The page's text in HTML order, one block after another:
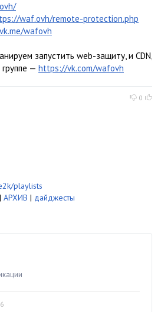
waf.ovh/remote-protection.php
wafovh
запустить web-защиту, и CDN,
— https://vk.com/wafovh
0
playlists
| АРХИВ | дайджесты